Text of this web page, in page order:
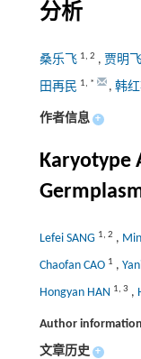
分析
桑乐飞 1, 2 , 贾明飞
田再民 1, * , 韩
作者信息 +
Karyotype
Lefei SANG 1, 2 ,
Chaofan CAO 1 ,
Hongyan HAN 1, 3 ,
Author information
文章历史 +